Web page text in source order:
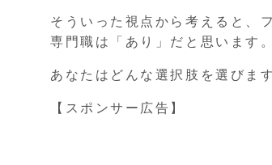
そういった視点から考えると、
専門職は「あり」だと思います。
あなたはどんな選択肢を選びま
【スポンサー広告】